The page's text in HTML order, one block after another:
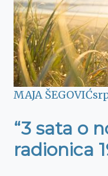
MAJA ŠEGOVIĆ
“3 sata o
radionica